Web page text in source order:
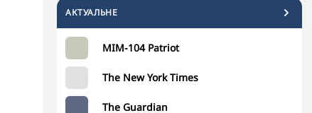
АКТУАЛЬНЕ
MIM-104 Patriot
The New York Times
The Guardian